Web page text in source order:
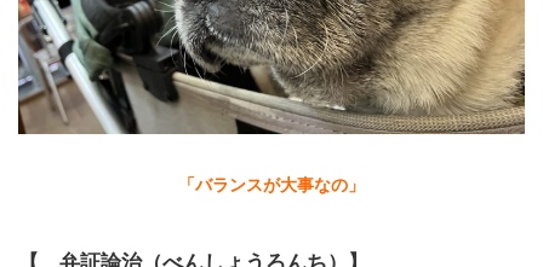
「バランスが大事なの」
【 弁証論治（べんしょうろんち）】